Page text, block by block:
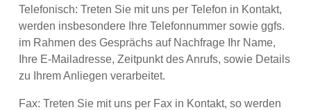
Telefonisch: Treten Sie mit uns per Telefon in Kontakt,
werden insbesondere Ihre Telefonnummer sowie ggfs.
im Rahmen des Gesprächs auf Nachfrage Ihr Name,
Ihre E-Mailadresse, Zeitpunkt des Anrufs, sowie Details
zu Ihrem Anliegen verarbeitet.
Fax: Treten Sie mit uns per Fax in Kontakt, so werden